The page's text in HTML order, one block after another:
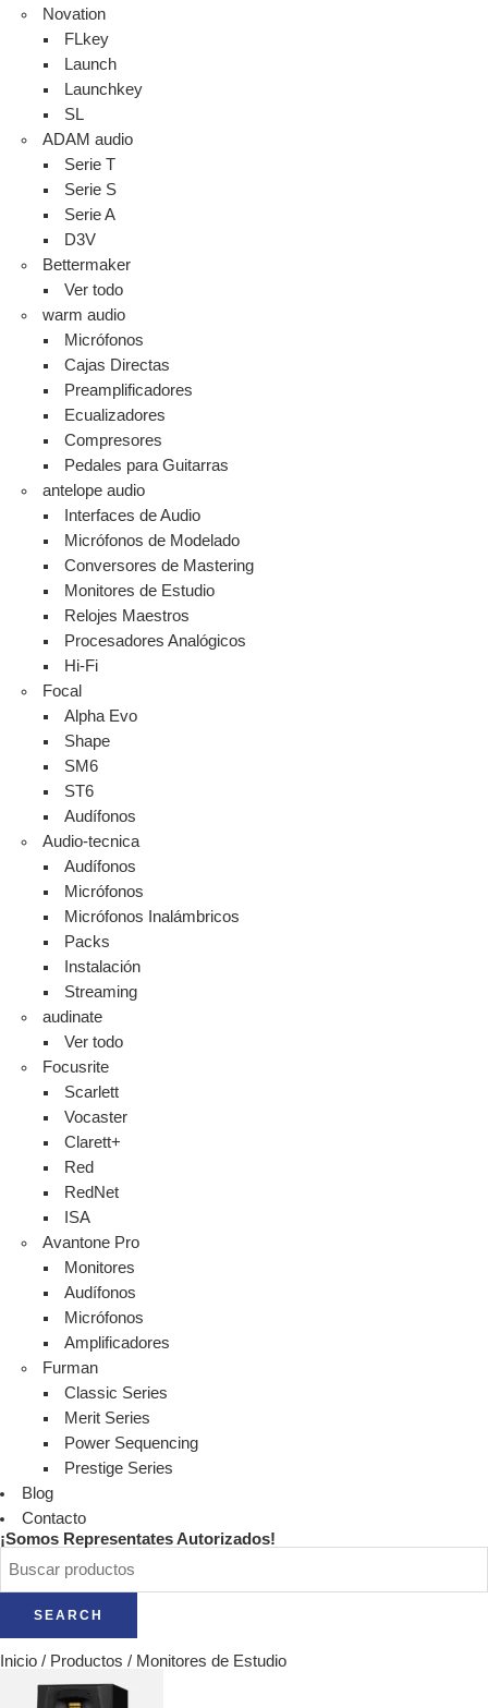
Novation
FLkey
Launch
Launchkey
SL
ADAM audio
Serie T
Serie S
Serie A
D3V
Bettermaker
Ver todo
warm audio
Micrófonos
Cajas Directas
Preamplificadores
Ecualizadores
Compresores
Pedales para Guitarras
antelope audio
Interfaces de Audio
Micrófonos de Modelado
Conversores de Mastering
Monitores de Estudio
Relojes Maestros
Procesadores Analógicos
Hi-Fi
Focal
Alpha Evo
Shape
SM6
ST6
Audífonos
Audio-tecnica
Audífonos
Micrófonos
Micrófonos Inalámbricos
Packs
Instalación
Streaming
audinate
Ver todo
Focusrite
Scarlett
Vocaster
Clarett+
Red
RedNet
ISA
Avantone Pro
Monitores
Audífonos
Micrófonos
Amplificadores
Furman
Classic Series
Merit Series
Power Sequencing
Prestige Series
Blog
Contacto
¡Somos Representates Autorizados!
SEARCH
Inicio / Productos / Monitores de Estudio